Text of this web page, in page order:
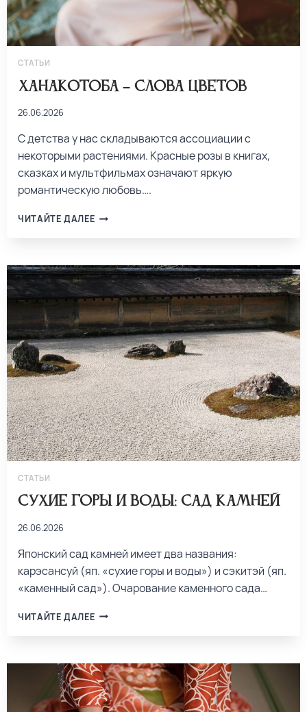
СТАТЬИ
Ханакотоба – слова цветов
26.06.2026
С детства у нас складываются ассоциации с
некоторыми растениями. Красные розы в книгах,
сказках и мультфильмах означают яркую
романтическую любовь….
ЧИТАЙТЕ ДАЛЕЕ
СТАТЬИ
Сухие горы и воды: сад камней
26.06.2026
Японский сад камней имеет два названия:
карэсансуй (яп. «сухие горы и воды») и сэкитэй (яп.
«каменный сад»). Очарование каменного сада…
ЧИТАЙТЕ ДАЛЕЕ